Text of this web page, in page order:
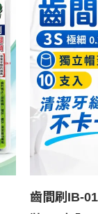
齒間刷IB-